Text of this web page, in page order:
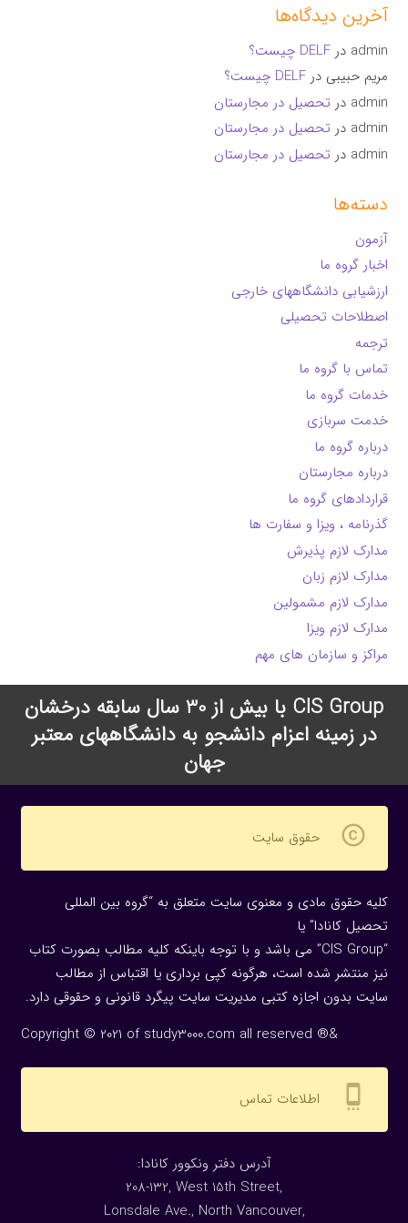
آخرین دیدگاه‌ها
admin درDELF چیست؟
مریم حبیبی درDELF چیست؟
admin در تحصیل در مجارستان
admin در تحصیل در مجارستان
admin در تحصیل در مجارستان
دسته‌ها
آزمون
اخبار گروه ما
ارزشیابی دانشگاههای خارجی
اصطلاحات تحصیلی
ترجمه
تماس با گروه ما
خدمات گروه ما
خدمت سربازی
درباره گروه ما
درباره مجارستان
قراردادهای گروه ما
گذرنامه ، ویزا و سفارت ها
مدارک لازم پذیرش
مدارک لازم زبان
مدارک لازم مشمولین
مدارک لازم ویزا
مراکز و سازمان های مهم
CIS Group با بیش از 30 سال سابقه درخشان
در زمینه اعزام دانشجو به دانشگاههای معتبر
جهان
copyright حقوق سایت
کلیه حقوق مادی و معنوی سایت متعلق به “گروه بین المللی
تحصیل کانادا” یا
“CIS Group” می باشد و با توجه باینکه کلیه مطالب بصورت کتاب
نیز منتشر شده است، هرگونه كپی برداری یا اقتباس از مطالب
سایت بدون اجازه كتبی مدیریت سایت پیگرد قانونی و حقوقی دارد.
Copyright © 2021 of study3000.com all reserved ®&
settings_cell اطلاعات تماس
:آدرس دفتر ونکوور کانادا
208-132, West 15th Street,
Lonsdale Ave., North Vancouver,